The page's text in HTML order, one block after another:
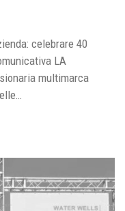
celebrare 40
LA
multimarca